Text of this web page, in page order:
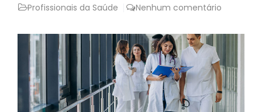
Profissionais da Saúde
Nenhum comentário